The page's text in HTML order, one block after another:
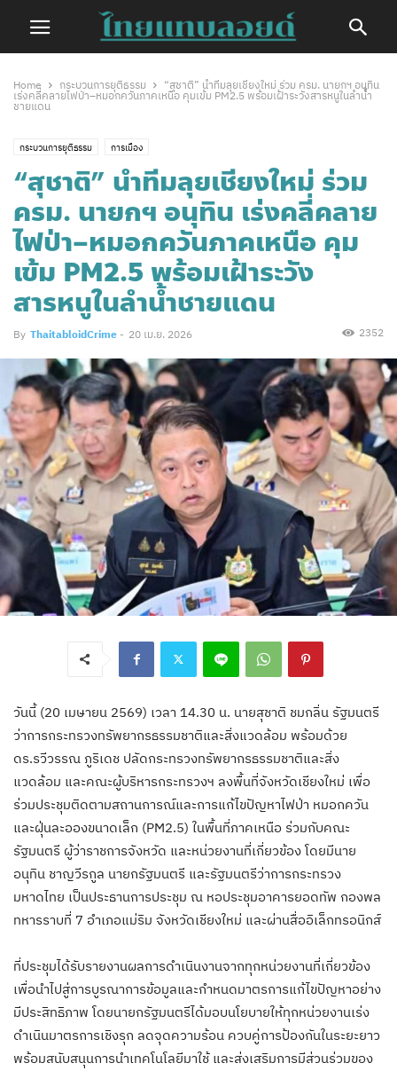
Home กระบวนการยุติธรรม
“สุชาติ” นำทีมลุยเชียงใหม่ ร่วม ครม. นายกฯ อนุทิน
เร่งคลี่คลายไฟป่า–หมอกควันภาคเหนือ คุมเข้ม PM2.5 พร้อมเฝ้าระวังสารหนูในลำน้ำ
ชายแดน
กระบวนการยุติธรรม การเมือง
“สุชาติ” นำทีมลุยเชียงใหม่ ร่วม
ครม. นายกฯ อนุทิน เร่งคลี่คลาย
ไฟป่า–หมอกควันภาคเหนือ คุม
เข้ม PM2.5 พร้อมเฝ้าระวัง
สารหนูในลำน้ำชายแดน
By ThaitabloidCrime - 20 เม.ย. 2026 2352
วันนี้ (20 เมษายน 2569) เวลา 14.30 น. นายสุชาติ ชมกลิ่น รัฐมนตรี
ว่าการกระทรวงทรัพยากรธรรมชาติและสิ่งแวดล้อม พร้อมด้วย
ดร.รวีวรรณ ภูริเดช ปลัดกระทรวงทรัพยากรธรรมชาติและสิ่ง
แวดล้อม และคณะผู้บริหารกระทรวงฯ ลงพื้นที่จังหวัดเชียงใหม่ เพื่อ
ร่วมประชุมติดตามสถานการณ์และการแก้ไขปัญหาไฟป่า หมอกควัน
และฝุ่นละอองขนาดเล็ก (PM2.5) ในพื้นที่ภาคเหนือ ร่วมกับคณะ
รัฐมนตรี ผู้ว่าราชการจังหวัด และหน่วยงานที่เกี่ยวข้อง โดยมีนาย
อนุทิน ชาญวีรกูล นายกรัฐมนตรี และรัฐมนตรีว่าการกระทรวง
มหาดไทย เป็นประธานการประชุม ณ หอประชุมอาคารยอดทัพ กองพล
ทหารราบที่ 7 อำเภอแม่ริม จังหวัดเชียงใหม่ และผ่านสื่ออิเล็กทรอนิกส์
ที่ประชุมได้รับรายงานผลการดำเนินงานจากทุกหน่วยงานที่เกี่ยวข้อง
เพื่อนำไปสู่การบูรณาการข้อมูลและกำหนดมาตรการแก้ไขปัญหาอย่าง
มีประสิทธิภาพ โดยนายกรัฐมนตรีได้มอบนโยบายให้ทุกหน่วยงานเร่ง
ดำเนินมาตรการเชิงรุก ลดจุดความร้อน ควบคู่การป้องกันในระยะยาว
พร้อมสนับสนุนการนำเทคโนโลยีมาใช้ และส่งเสริมการมีส่วนร่วมของ